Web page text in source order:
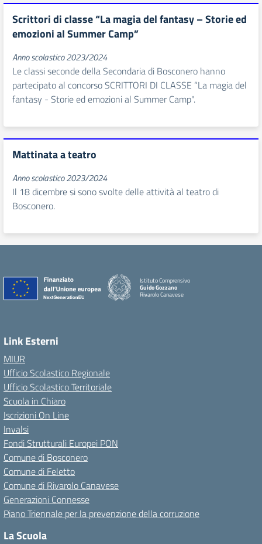
Scrittori di classe “La magia del fantasy – Storie ed
emozioni al Summer Camp”
Anno scolastico 2023/2024
Le classi seconde della Secondaria di Bosconero hanno
partecipato al concorso SCRITTORI DI CLASSE “La magia del
fantasy - Storie ed emozioni al Summer Camp".
Mattinata a teatro
Anno scolastico 2023/2024
Il 18 dicembre si sono svolte delle attività al teatro di
Bosconero.
Istituto Comprensivo
Guido Gozzano
Rivarolo Canavese
Link Esterni
MIUR
Ufficio Scolastico Regionale
Ufficio Scolastico Territoriale
Scuola in Chiaro
Iscrizioni On Line
Invalsi
Fondi Strutturali Europei PON
Comune di Bosconero
Comune di Feletto
Comune di Rivarolo Canavese
Generazioni Connesse
Piano Triennale per la prevenzione della corruzione
La Scuola